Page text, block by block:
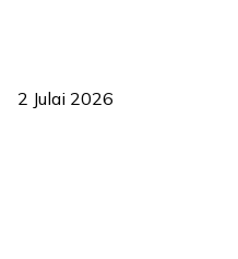
2 Julai 2026